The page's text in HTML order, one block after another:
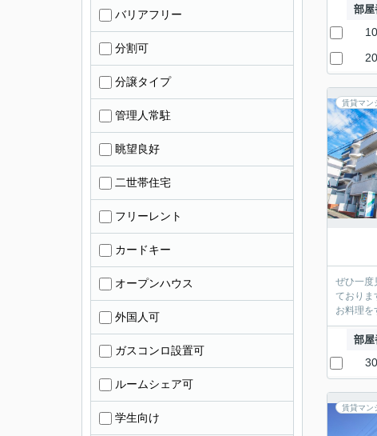
部屋
賃貸マン
ぜひ一度
ておりま
お料理を
部屋
賃貸マン
バリアフリー
分割可
分譲タイプ
管理人常駐
眺望良好
二世帯住宅
フリーレント
カードキー
オープンハウス
外国人可
ガスコンロ設置可
ルームシェア可
学生向け